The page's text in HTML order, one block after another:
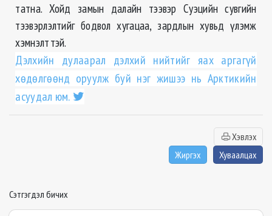
татна. Хойд замын далайн тээвэр Суэцийн сувгийн
тээвэрлэлтийг бодвол хугацаа, зардлын хувьд үлэмж
хэмнэлттэй.
Дэлхийн дулаарал дэлхий нийтийг яах аргагүй
хөдөлгөөнд оруулж буй нэг жишээ нь Арктикийн
асуудал юм.
Хэвлэх
Жиргэх
Хуваалцах
Сэтгэгдэл бичих